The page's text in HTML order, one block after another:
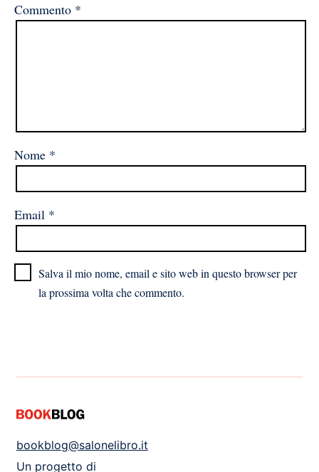
Commento *
Nome *
Email *
Salva il mio nome, email e sito web in questo browser per
la prossima volta che commento.
bookblog@salonelibro.it
Un progetto di